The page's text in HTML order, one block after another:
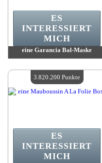
eine Garancia Bal-Maske
Verfügbare Menge:4
ES
INTERESSIERT
MICH
ES
INTERESSIERT
MICH
3.820.200 Punkte